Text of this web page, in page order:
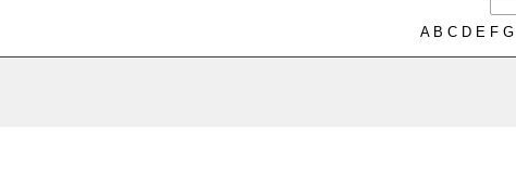
AB C D E F G